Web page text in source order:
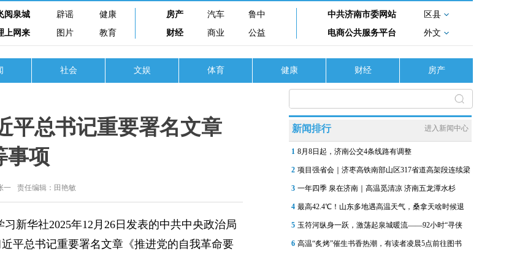
飞阅泉城 辟谣
健康
上网来
图片 教育
房产 汽车
鲁中
财经
商业 公益
中共济南市委网站
区县
电商公共服务平台
外文
社会 文娱 体育 健康 财经 房产
平总书记重要署名文章
事项
一 责任编辑：田艳敏
华社2025年12月26日发表的中共中央政治局
平总书记重要署名文章《推进党的自我革命要
新闻排行 进入新闻中心
1 8月8日起，济南公交4条线路有调整
2 项目强省会｜济枣高铁南部山区317省道高架段连续梁
3 一年四季 泉在济南｜高温觅清凉 济南五龙潭水杉
4 最高42.4℃！山东多地遇高温天气，桑拿天啥时候退
5 玉符河纵身一跃，激荡起泉城暖流——92小时“寻侠
6 高温“炙烤”催生书香热潮，有读者凌晨5点前往图书